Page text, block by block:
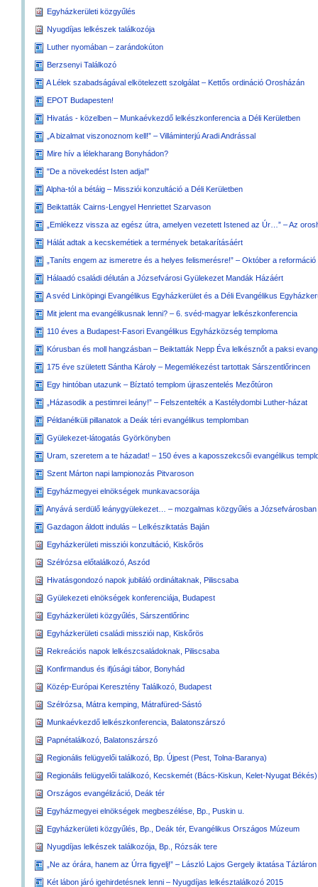
Egyházkerületi közgyűlés
Nyugdíjas lelkészek találkozója
Luther nyomában – zarándokúton
Berzsenyi Találkozó
A Lélek szabadságával elkötelezett szolgálat – Kettős ordináció Orosházán
EPOT Budapesten!
Hivatás - közelben – Munkaévkezdő lelkészkonferencia a Déli Kerületben
„A bizalmat viszonoznom kell!” – Villáminterjú Aradi Andrással
Mire hív a lélekharang Bonyhádon?
"De a növekedést Isten adja!"
Alpha-tól a bétáig – Missziói konzultáció a Déli Kerületben
Beiktatták Cairns-Lengyel Henriettet Szarvason
„Emlékezz vissza az egész útra, amelyen vezetett Istened az Úr…” – Az
Hálát adtak a kecskemétiek a termények betakarításáért
„Taníts engem az ismeretre és a helyes felismerésre!” – Október a reformáció
Hálaadó családi délután a Józsefvárosi Gyülekezet Mandák Házáért
A svéd Linköpingi Evangélikus Egyházkerület és a Déli Evangélikus
Mit jelent ma evangélikusnak lenni? – 6. svéd-magyar lelkészkonferencia
110 éves a Budapest-Fasori Evangélikus Egyházközség temploma
Kórusban és moll hangzásban – Beiktatták Nepp Éva lelkésznőt a paksi
175 éve született Sántha Károly – Megemlékezést tartottak Sárszentlőrincen
Egy hintóban utazunk – Bíztató templom újraszentelés Mezőtúron
„Házasodik a pestimrei leány!” – Felszentelték a Kastélydombi Luther-házat
Példanélküli pillanatok a Deák téri evangélikus templomban
Gyülekezet-látogatás Györkönyben
Uram, szeretem a te házadat! – 150 éves a kaposszekcsői evangélikus
Szent Márton napi lampionozás Pitvaroson
Egyházmegyei elnökségek munkavacsorája
Anyává serdülő leánygyülekezet… – mozgalmas közgyűlés a Józsefvárosban
Gazdagon áldott indulás – Lelkésziktatás Baján
Egyházkerületi missziói konzultáció, Kiskőrös
Szélrózsa előtalálkozó, Aszód
Hivatásgondozó napok jubiláló ordináltaknak, Piliscsaba
Gyülekezeti elnökségek konferenciája, Budapest
Egyházkerületi közgyűlés, Sárszentlőrinc
Egyházkerületi családi missziói nap, Kiskőrös
Rekreációs napok lelkészcsaládoknak, Piliscsaba
Konfirmandus és ifjúsági tábor, Bonyhád
Közép-Európai Keresztény Találkozó, Budapest
Szélrózsa, Mátra kemping, Mátrafüred-Sástó
Munkaévkezdő lelkészkonferencia, Balatonszárszó
Papnétalálkozó, Balatonszárszó
Regionális felügyelői találkozó, Bp. Újpest (Pest, Tolna-Baranya)
Regionális felügyelői találkozó, Kecskemét (Bács-Kiskun, Kelet-Nyugat Békés)
Országos evangélizáció, Deák tér
Egyházmegyei elnökségek megbeszélése, Bp., Puskin u.
Egyházkerületi közgyűlés, Bp., Deák tér, Evangélikus Országos Múzeum
Nyugdíjas lelkészek találkozója, Bp., Rózsák tere
„Ne az órára, hanem az Úrra figyelj!” – László Lajos Gergely iktatása Tázláron
Két lábon járó igehirdetésnek lenni – Nyugdíjas lelkésztalálkozó 2015